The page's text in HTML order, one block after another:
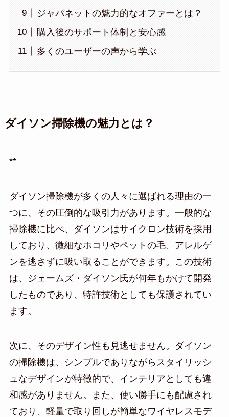
ジャパネットの魅力的なオファーとは？
購入後のサポート体制と安心感
多くのユーザーの声から学ぶ
ダイソン掃除機の魅力とは？
**
ダイソン掃除機が多くの人々に選ばれる理由の一
つに、その圧倒的な吸引力があります。一般的な
掃除機に比べ、ダイソンはサイクロン技術を採用
しており、微細なホコリやペットの毛、アレルゲ
ンを逃さずに吸い取ることができます。この技術
は、ジェームズ・ダイソン氏が何年もかけて開発
したものであり、特許技術としても保護されてい
ます。
次に、そのデザイン性も見逃せません。ダイソン
の掃除機は、シンプルでありながらスタイリッシ
ュなデザインが特徴的で、インテリアとしても違
和感がありません。また、使い勝手にも配慮され
ており、軽量で取り回しが簡単なワイヤレスモデ